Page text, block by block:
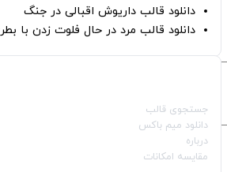
دانلود قالب داریوش اقبالی در جنگ
دانلود قالب مرد در حال فلوت زدن با
جستجوی قالب
دانلود میم باکس
درباره
مقایسه امکانات